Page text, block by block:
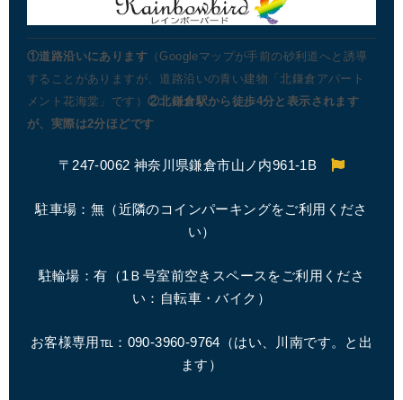
①道路沿いにあります （Googleマップが手前の砂利道へと誘導
することがありますが、道路沿いの青い建物「北鎌倉アパート
メント花海棠」です） ②北鎌倉駅から徒歩4分と表示されます
が、実際は2分ほどです
〒247-0062 神奈川県鎌倉市山ノ内961-1B
駐車場：無（近隣のコインパーキングをご利用くださ
い）
駐輪場：有（1Ｂ号室前空きスペースをご利用くださ
い：自転車・バイク）
お客様専用℡：090-3960-9764（はい、川南です。と出
ます）